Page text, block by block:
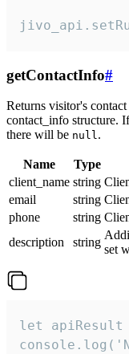
getContactInfo#
Returns visitor's
contact_info structure.
there will be null.
Name Type
client_name string
email
string
phone
string
description
string
set
let apiResult